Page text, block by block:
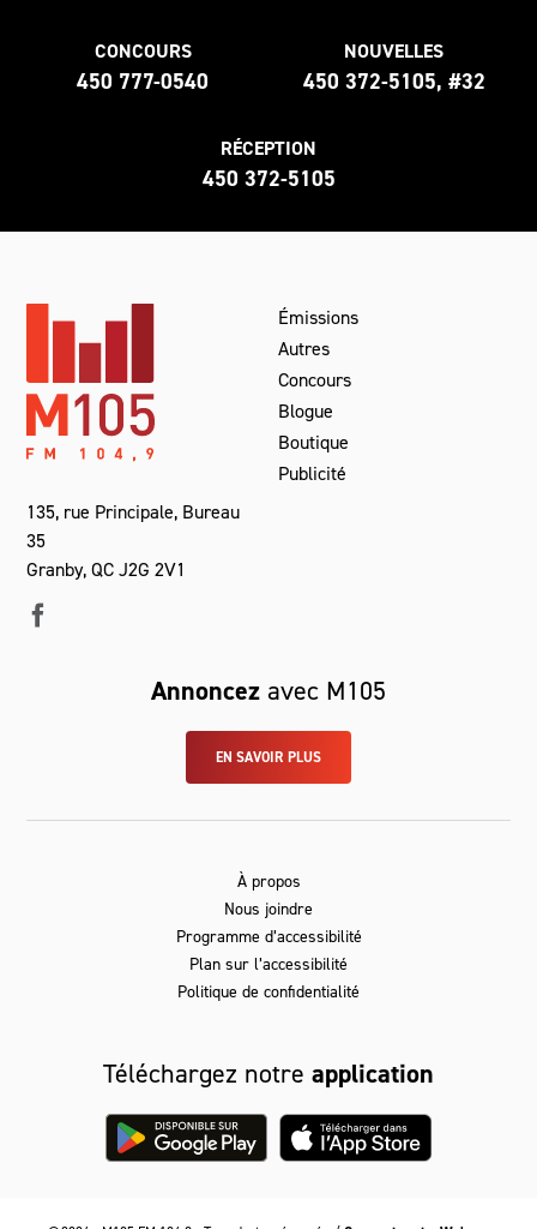
CONCOURS
450 777-0540
NOUVELLES
450 372-5105, #32
RÉCEPTION
450 372-5105
135, rue Principale, Bureau
35
Granby, QC J2G 2V1
Émissions
Autres
Concours
Blogue
Boutique
Publicité
Annoncez avec M105
EN SAVOIR PLUS
À propos
Nous joindre
Programme d’accessibilité
Plan sur l’accessibilité
Politique de confidentialité
Téléchargez notre application